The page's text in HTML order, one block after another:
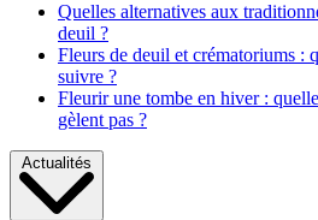
Quelles alternatives aux
deuil ?
Fleurs de deuil et crématoriums :
suivre ?
Fleurir une tombe en hiver :
gèlent pas ?
Actualités